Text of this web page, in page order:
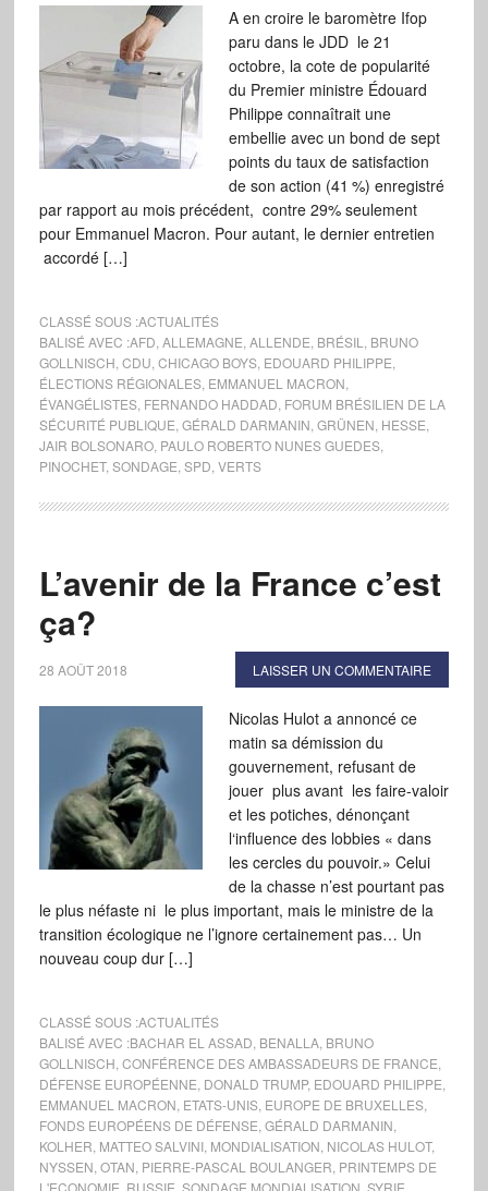
A en croire le baromètre Ifop
paru dans le JDD le 21
octobre, la cote de popularité
du Premier ministre Édouard
Philippe connaîtrait une
embellie avec un bond de sept
points du taux de satisfaction
de son action (41 %) enregistré
par rapport au mois précédent, contre 29% seulement
pour Emmanuel Macron. Pour autant, le dernier entretien
accordé […]
CLASSÉ SOUS :ACTUALITÉS
BALISÉ AVEC :AFD ALLEMAGNE ALLENDE BRÉSIL
BRUNO
GOLLNISCH CDU CHICAGO BOYS, EDOUARD PHILIPPE
ÉLECTIONS RÉGIONALES, EMMANUEL MACRON
ÉVANGÉLISTES, FERNANDO HADDAD FORUM BRÉSILIEN DE LA
SÉCURITÉ PUBLIQUE GÉRALD DARMANIN GRÜNEN HESSE
JAIR BOLSONARO, PAULO ROBERTO NUNES GUEDES,
PINOCHET, SONDAGE SPD VERTS
L’avenir de la France c’est
ça?
28 AOÛT 2018 LAISSER UN COMMENTAIRE
Nicolas Hulot a annoncé ce
matin sa démission du
gouvernement, refusant de
jouer plus avant les faire-valoir
et les potiches, dénonçant
l‘influence des lobbies « dans
les cercles du pouvoir.» Celui
de la chasse n’est pourtant pas
le plus néfaste ni le plus important, mais le ministre de la
transition écologique ne l’ignore certainement pas… Un
nouveau coup dur […]
CLASSÉ SOUS :ACTUALITÉS
BALISÉ AVEC :BACHAR EL ASSAD BENALLA, BRUNO
GOLLNISCH CONFÉRENCE DES AMBASSADEURS DE FRANCE
DÉFENSE EUROPÉENNE DONALD TRUMP, EDOUARD PHILIPPE
EMMANUEL MACRON ETATS-UNIS, EUROPE DE BRUXELLES,
FONDS EUROPÉENS DE DÉFENSE GÉRALD DARMANIN
KOLHER MATTEO SALVINI, MONDIALISATION NICOLAS HULOT,
NYSSEN OTAN PIERRE-PASCAL BOULANGER PRINTEMPS DE
L'ECONOMIE RUSSIE SONDAGE MONDIALISATION SYRIE